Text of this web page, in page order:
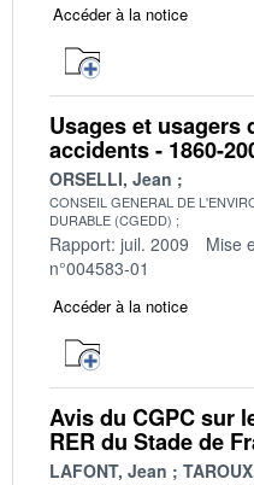
Accéder à la notice
Usages et usagers
accidents - 1860-
ORSELLI, Jean
CONSEIL GENERAL DE
DURABLE (CGEDD)
Rapport: juil. 2009 Mise
n°004583-01
Accéder à la notice
Avis du CGPC sur
RER du Stade de
LAFONT, Jean